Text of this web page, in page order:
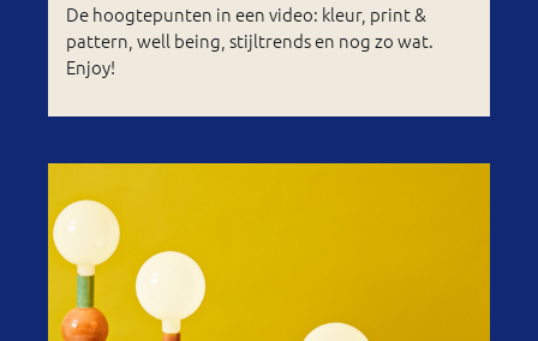
De hoogtepunten in een video: kleur, print &
pattern, well being, stijltrends en nog zo wat.
Enjoy!